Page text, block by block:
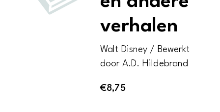
verhalen
Walt Disney / Bewerkt
door A.D. Hildebrand
€8,75